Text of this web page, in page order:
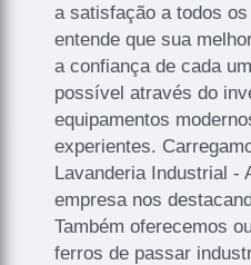
a satisfação a todos
entende que sua
a confiança de cada
possível através do
equipamentos
experientes.
Lavanderia Industrial -
empresa nos
Também oferecemos
ferros de passar